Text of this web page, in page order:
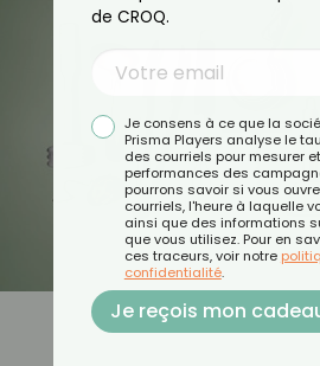
de CROQ.
Je consens à ce que la
Prisma Players analyse le
des courriels pour mesurer
performances des
pourrons savoir si vous
courriels, l'heure à laquelle
ainsi que des informations
que vous utilisez. Pour en
ces traceurs, voir notre
confidentialité.
Je reçois mon